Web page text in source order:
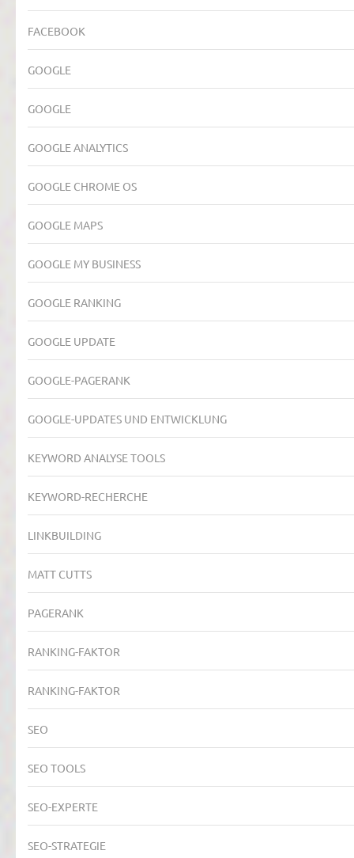
FACEBOOK
GOOGLE
GOOGLE
GOOGLE ANALYTICS
GOOGLE CHROME OS
GOOGLE MAPS
GOOGLE MY BUSINESS
GOOGLE RANKING
GOOGLE UPDATE
GOOGLE-PAGERANK
GOOGLE-UPDATES UND ENTWICKLUNG
KEYWORD ANALYSE TOOLS
KEYWORD-RECHERCHE
LINKBUILDING
MATT CUTTS
PAGERANK
RANKING-FAKTOR
RANKING-FAKTOR
SEO
SEO TOOLS
SEO-EXPERTE
SEO-STRATEGIE